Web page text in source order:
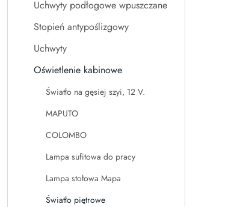
Uchwyty podłogowe wpuszczane
Stopień antypoślizgowy
Uchwyty
Oświetlenie kabinowe
Światło na gęsiej szyi, 12 V.
MAPUTO
COLOMBO
Lampa sufitowa do pracy
Lampa stołowa Mapa
Światło piętrowe